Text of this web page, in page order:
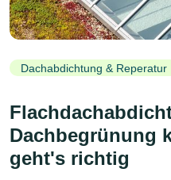
Dachabdichtung & Reperatur
Dachbegrünung
geht's richtig